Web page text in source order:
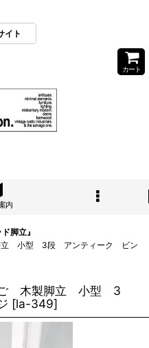
イト
カート
内
立』
立 小型 3段 アンティーク ビン
ご 木製脚立 小型 3
[la-349]